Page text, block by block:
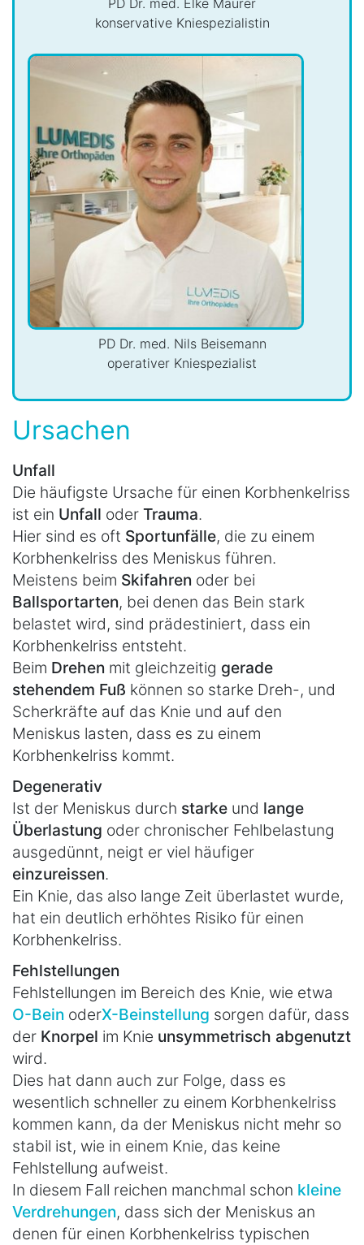
konservative Kniespezialistin
PD Dr. med. Nils Beisemann
operativer Kniespezialist
Ursachen
Unfall
Die häufigste Ursache für einen Korbhenkelriss
ist ein Unfall oder Trauma.
Hier sind es oft Sportunfälle, die zu einem
Korbhenkelriss des Meniskus führen.
Meistens beim Skifahren oder bei
Ballsportarten, bei denen das Bein stark
belastet wird, sind prädestiniert, dass ein
Korbhenkelriss entsteht.
Beim Drehen mit gleichzeitig gerade
stehendem Fuß können so starke Dreh-, und
Scherkräfte auf das Knie und auf den
Meniskus lasten, dass es zu einem
Korbhenkelriss kommt.
Degenerativ
Ist der Meniskus durch starke und lange
Überlastung oder chronischer Fehlbelastung
ausgedünnt, neigt er viel häufiger
einzureissen.
Ein Knie, das also lange Zeit überlastet wurde,
hat ein deutlich erhöhtes Risiko für einen
Korbhenkelriss.
Fehlstellungen
Fehlstellungen im Bereich des Knie, wie etwa
O-Bein oderX-Beinstellung sorgen dafür, dass
der Knorpel im Knie unsymmetrisch abgenutzt
wird.
Dies hat dann auch zur Folge, dass es
wesentlich schneller zu einem Korbhenkelriss
kommen kann, da der Meniskus nicht mehr so
stabil ist, wie in einem Knie, das keine
Fehlstellung aufweist.
In diesem Fall reichen manchmal schon kleine
Verdrehungen, dass sich der Meniskus an
denen für einen Korbhenkelriss typischen